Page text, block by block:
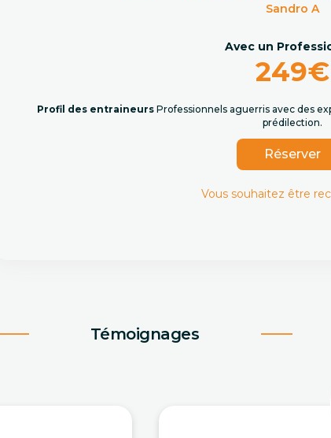
Sandro A
Avec un
249€
Profil des entraineurs Professionnels aguerris avec des
prédilection.
Réserver
Vous souhaitez être
Témoignages